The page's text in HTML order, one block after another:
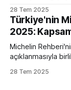
kasabası, son
felsefesini
üreticileri ve
28 Tem 2025
Türkiye'nin
2025:
Michelin
açıklanmasıyla
kapsayan bu
28 Tem 2025